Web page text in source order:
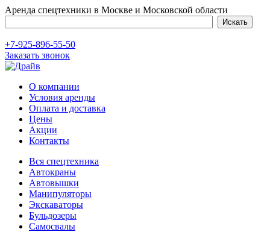
Аренда спецтехники в Москве и Московской области
+7-925-896-55-50
Заказать звонок
О компании
Условия аренды
Оплата и доставка
Цены
Акции
Контакты
Вся спецтехника
Автокраны
Автовышки
Манипуляторы
Экскаваторы
Бульдозеры
Самосвалы